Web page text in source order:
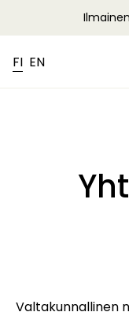
FI EN
Valtakunnallinen